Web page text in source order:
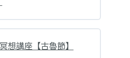
想講座【古魯節】